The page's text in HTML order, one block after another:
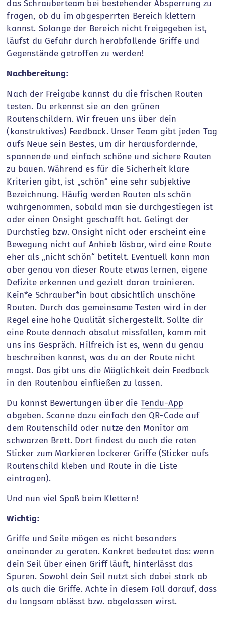
das Schrauberteam bei bestehender Absperrung zu
fragen, ob du im abgesperrten Bereich klettern
kannst. Solange der Bereich nicht freigegeben ist,
läufst du Gefahr durch herabfallende Griffe und
Gegenstände getroffen zu werden!
Nachbereitung:
Nach der Freigabe kannst du die frischen Routen
testen. Du erkennst sie an den grünen
Routenschildern. Wir freuen uns über dein
(konstruktives) Feedback. Unser Team gibt jeden Tag
aufs Neue sein Bestes, um dir herausfordernde,
spannende und einfach schöne und sichere Routen
zu bauen. Während es für die Sicherheit klare
Kriterien gibt, ist „schön“ eine sehr subjektive
Bezeichnung. Häufig werden Routen als schön
wahrgenommen, sobald man sie durchgestiegen ist
oder einen Onsight geschafft hat. Gelingt der
Durchstieg bzw. Onsight nicht oder erscheint eine
Bewegung nicht auf Anhieb lösbar, wird eine Route
eher als „nicht schön“ betitelt. Eventuell kann man
aber genau von dieser Route etwas lernen, eigene
Defizite erkennen und gezielt daran trainieren.
Kein*e Schrauber*in baut absichtlich unschöne
Routen. Durch das gemeinsame Testen wird in der
Regel eine hohe Qualität sichergestellt. Sollte dir
eine Route dennoch absolut missfallen, komm mit
uns ins Gespräch. Hilfreich ist es, wenn du genau
beschreiben kannst, was du an der Route nicht
magst. Das gibt uns die Möglichkeit dein Feedback
in den Routenbau einfließen zu lassen.
Du kannst Bewertungen über die Tendu-App
abgeben. Scanne dazu einfach den QR-Code auf
dem Routenschild oder nutze den Monitor am
schwarzen Brett. Dort findest du auch die roten
Sticker zum Markieren lockerer Griffe (Sticker aufs
Routenschild kleben und Route in die Liste
eintragen).
Und nun viel Spaß beim Klettern!
Wichtig:
Griffe und Seile mögen es nicht besonders
aneinander zu geraten. Konkret bedeutet das: wenn
dein Seil über einen Griff läuft, hinterlässt das
Spuren. Sowohl dein Seil nutzt sich dabei stark ab
als auch die Griffe. Achte in diesem Fall darauf, dass
du langsam ablässt bzw. abgelassen wirst.